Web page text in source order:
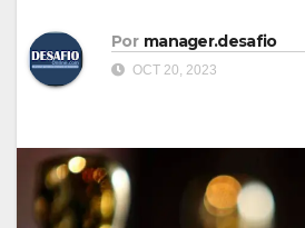
Por manager.desafio
OCT 20, 2023